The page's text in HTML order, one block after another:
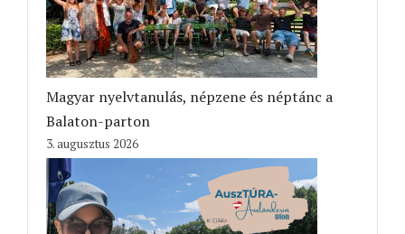
Magyar nyelvtanulás, népzene és néptánc a
Balaton-parton
3. augusztus 2026